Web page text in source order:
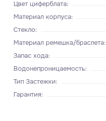
Цвет циферблата:
Материал корпуса:
Стекло:
Материал ремешка/браслета:
Запас хода:
Водонепроницаемость:
Тип Застежки:
Гарантия: